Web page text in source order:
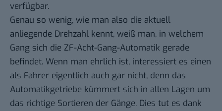
verfügbar.
Genau so wenig, wie man also die aktuell
anliegende Drehzahl kennt, weiß man, in welchem
Gang sich die ZF-Acht-Gang-Automatik gerade
befindet. Wenn man ehrlich ist, interessiert es einen
als Fahrer eigentlich auch gar nicht, denn das
Automatikgetriebe kümmert sich in allen Lagen um
das richtige Sortieren der Gänge. Dies tut es dank